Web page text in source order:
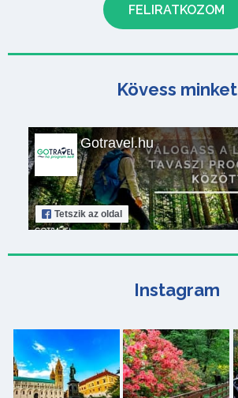
Kövess minket
Gotravel.hu
Tetszik az oldal
Instagram